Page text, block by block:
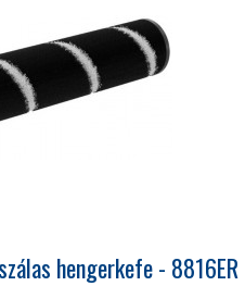
hengerkefe - 8816ER